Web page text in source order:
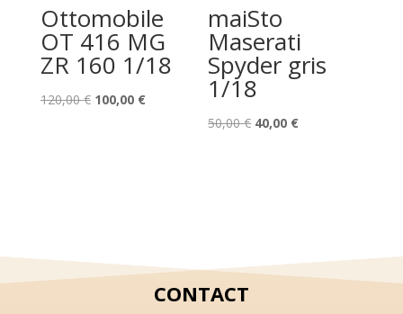
Ottomobile
OT 416 MG
ZR 160 1/18
120,00€ Le
100,00 €Le
maiSto
Maserati
Spyder gris
1/18
50,00€ Le
40,00 €Le
CONTACT